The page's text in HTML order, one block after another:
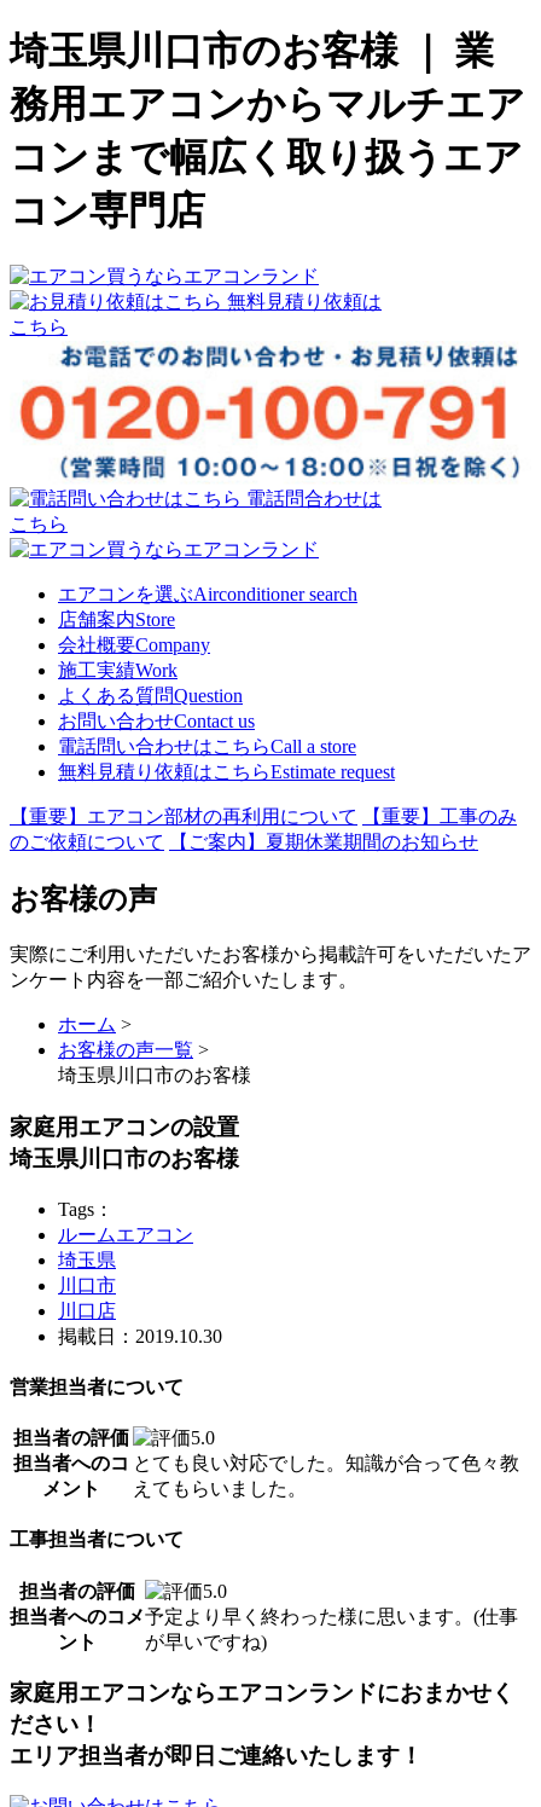
埼玉県川口市のお客様 ｜ 業
務用エアコンからマルチエア
コンまで幅広く取り扱うエア
コン専門店
無料見積り依頼は
こちら
電話問合わせは
こちら
エアコンを選ぶAirconditioner search
店舗案内Store
会社概要Company
施工実績Work
よくある質問Question
お問い合わせContact us
電話問い合わせはこちらCall a store
無料見積り依頼はこちらEstimate request
【重要】エアコン部材の再利用について
【重要】工事のみ
のご依頼について
【ご案内】夏期休業期間のお知らせ
お客様の声
実際にご利用いただいたお客様から掲載許可をいただいたア
ンケート内容を一部ご紹介いたします。
ホーム >
お客様の声一覧 >
埼玉県川口市のお客様
家庭用エアコンの設置
埼玉県川口市のお客様
Tags：
ルームエアコン
埼玉県
川口市
川口店
掲載日：2019.10.30
営業担当者について
担当者の評価
担当者へのコ
メント
とても良い対応でした。知識が合って色々教
えてもらいました。
工事担当者について
担当者の評価
担当者へのコメ
ント
予定より早く終わった様に思います。(仕事
が早いですね)
家庭用エアコンならエアコンランドにおまかせく
ださい！
エリア担当者が即日ご連絡いたします！